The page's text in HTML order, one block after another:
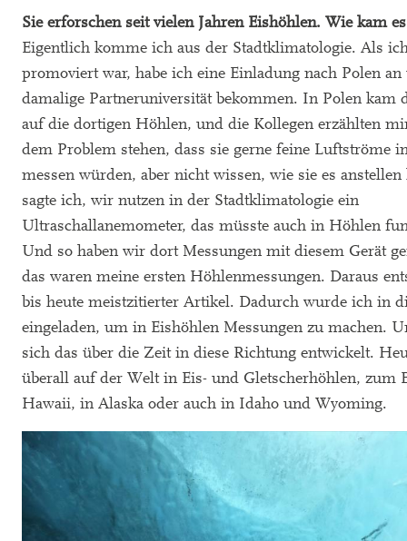
Sie erforschen seit vielen Jahren Eishöhlen. Wie kam
Eigentlich komme ich aus der Stadtklimatologie. Als
promoviert war, habe ich eine Einladung nach Polen an
damalige Partneruniversität bekommen. In Polen kam
auf die dortigen Höhlen, und die Kollegen erzählten
dem Problem stehen, dass sie gerne feine Luftströme
messen würden, aber nicht wissen, wie sie es anstellen
sagte ich, wir nutzen in der Stadtklimatologie ein
Ultraschallanemometer, das müsste auch in Höhlen
Und so haben wir dort Messungen mit diesem Gerät
das waren meine ersten Höhlenmessungen. Daraus
bis heute meistzitierter Artikel. Dadurch wurde ich in
eingeladen, um in Eishöhlen Messungen zu machen.
sich das über die Zeit in diese Richtung entwickelt.
überall auf der Welt in Eis- und Gletscherhöhlen, zum
Hawaii, in Alaska oder auch in Idaho und Wyoming.